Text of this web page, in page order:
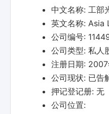
中文名称: 工部
英文名称: Asia
公司编号:
公司类型: 私人
注册日期:
公司现状: 已告
押记登记册: 无
公司位置: